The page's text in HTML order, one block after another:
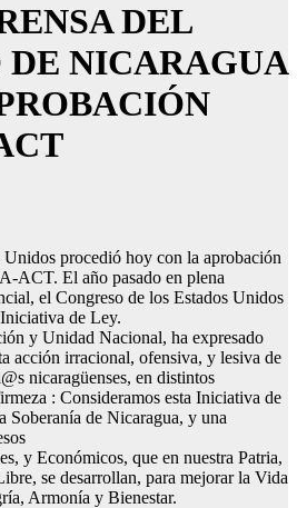
DEL
DE NICARAGUA
procedió hoy con la aprobación
ACT. El año pasado en plena
el Congreso de los Estados Unidos
de Ley.
y Unidad Nacional, ha expresado
acción irracional, ofensiva, y lesiva de
nicaragüenses, en distintos
: Consideramos esta Iniciativa de
de Nicaragua, y una
y Económicos, que en nuestra Patria,
se desarrollan, para mejorar la Vida
Armonía y Bienestar.